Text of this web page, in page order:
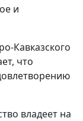
и
Кавказского
что
владеет на